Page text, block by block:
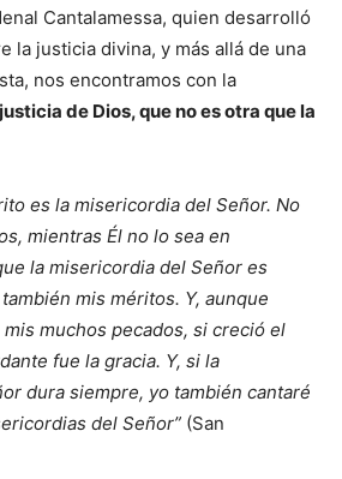
Cantalamessa, quien desarrolló
la justicia divina, y más allá de una
nos encontramos con la
de Dios, que no es otra que la
es la misericordia del Señor. No
mientras Él no lo sea en
la misericordia del Señor es
mis méritos. Y, aunque
muchos pecados, si creció el
fue la gracia. Y, si la
dura siempre, yo también cantaré
del Señor” (San